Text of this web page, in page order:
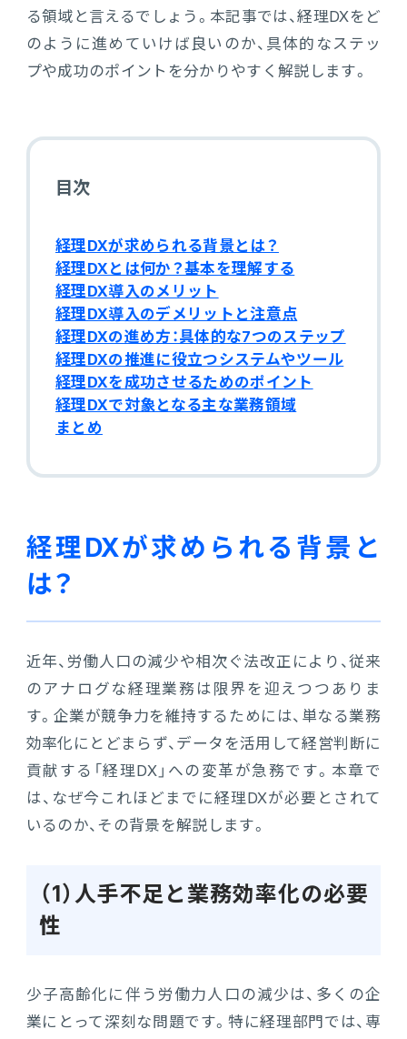
「CO×COカルテ（ココカルテ）」
人事・給与
給与明細閲覧
健康経営支援サービス
「Uwell（ユーウェル）」
販売管理
販売・購買・在庫管理
生産管理
MES
Fit to Standard
Best Practice
連携ソリューション
建設 PROACTIVE Construction
る領域と言えるでしょう。本記事では、経理DXをど
のように進めていけば良いのか、具体的なステッ
プや成功のポイントを分かりやすく解説します。
目次
経理DXが求められる背景とは？
経理DXとは何か？基本を理解する
経理DX導入のメリット
経理DX導入のデメリットと注意点
経理DXの進め方：具体的な7つのステップ
経理DXの推進に役立つシステムやツール
経理DXを成功させるためのポイント
経理DXで対象となる主な業務領域
まとめ
経理DXが求められる背景と
は？
近年、労働人口の減少や相次ぐ法改正により、従来
のアナログな経理業務は限界を迎えつつありま
す。企業が競争力を維持するためには、単なる業務
効率化にとどまらず、データを活用して経営判断に
貢献する「経理DX」への変革が急務です。本章で
は、なぜ今これほどまでに経理DXが必要とされて
いるのか、その背景を解説します。
（1）人手不足と業務効率化の必要
性
少子高齢化に伴う労働力人口の減少は、多くの企
業にとって深刻な問題です。特に経理部門では、専